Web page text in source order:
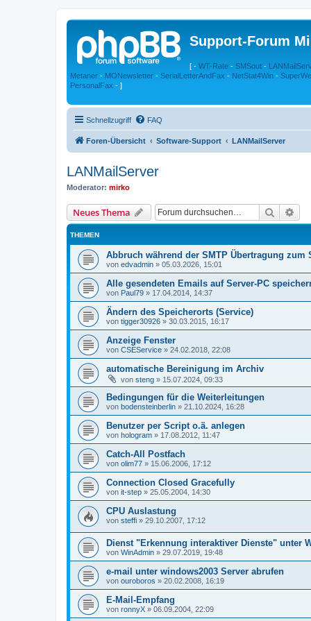
Support-Forum
[ - WT-Rate - SMSout -
Metaner - MONewsletter - SerialLetterAndFax - NetStat4Win -
PersonalFax - ]
Schnellzugriff FAQ
Foren-Übersicht Software-Support LANMailServer
LANMailServer
Moderator: mirko
Neues Thema Suche
THEMEN
Abbruch während der SMTP Übertragung zum
von edvadmin » 05.03.2026, 15:01
Alle gesendeten Emails auf Server-PC
von Paul79 » 17.04.2014, 14:37
Ändern des Speicherorts (Service)
von tigger30926 » 30.03.2015, 16:17
Anzeige Fenster
von CSEService » 24.02.2018, 22:08
automatische Bereinigung im Archiv
von steng » 15.07.2024, 09:33
Bedingungen für die Weiterleitungen
von bodensteinberlin » 21.10.2024, 16:28
Benutzer per Script o.ä. anlegen
von hologram » 17.08.2012, 11:47
Catch-All Postfach
von olim77 » 15.06.2006, 17:12
Connection Closed Gracefully
von it-step » 25.05.2004, 14:30
CPU Auslastung
von steffi » 29.10.2007, 17:12
Dienst "Erkennung interaktiver Dienste" unter
von WinAdmin » 29.07.2019, 19:48
e-mail unter windows2003 Server abrufen
von ouroboros » 20.02.2008, 16:19
E-Mail-Empfang
von ronnyX » 06.09.2004, 22:09